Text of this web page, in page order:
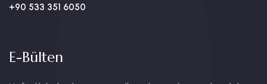
+90 533 351 6050
E-Bülten